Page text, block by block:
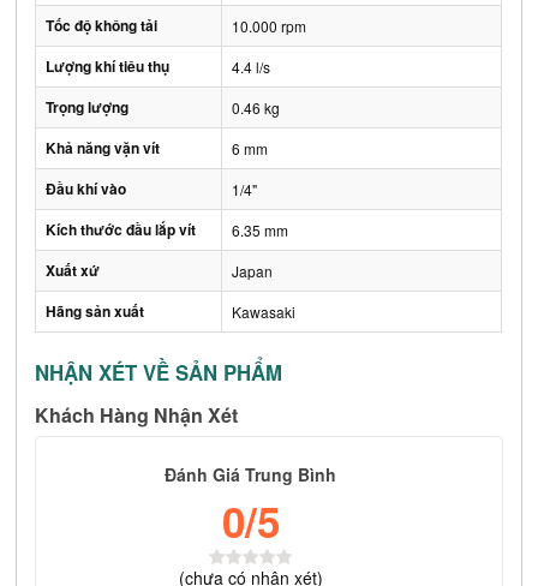
Tốc độ không tải 10.000 rpm
Lượng khí tiêu thụ 4.4 l/s
Trọng lượng 0.46 kg
Khả năng vặn vít 6 mm
Đầu khí vào 1/4"
Kích thước đầu lắp vít 6.35 mm
Xuất xứ Japan
Hãng sản xuất Kawasaki
NHẬN XÉT VỀ SẢN PHẨM
Khách Hàng Nhận Xét
Đánh Giá Trung Bình
0/5
(chưa có nhận xét)